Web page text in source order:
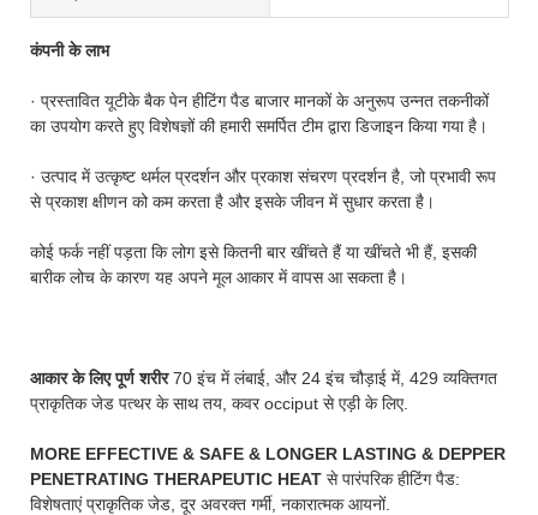
कंपनी के लाभ
· प्रस्तावित यूटीके बैक पेन हीटिंग पैड बाजार मानकों के अनुरूप उन्नत तकनीकों
का उपयोग करते हुए विशेषज्ञों की हमारी समर्पित टीम द्वारा डिजाइन किया गया है।
· उत्पाद में उत्कृष्ट थर्मल प्रदर्शन और प्रकाश संचरण प्रदर्शन है, जो प्रभावी रूप
से प्रकाश क्षीणन को कम करता है और इसके जीवन में सुधार करता है।
कोई फर्क नहीं पड़ता कि लोग इसे कितनी बार खींचते हैं या खींचते भी हैं, इसकी
बारीक लोच के कारण यह अपने मूल आकार में वापस आ सकता है।
आकार के लिए पूर्ण शरीर70 इंच में लंबाई, और 24 इंच चौड़ाई में, 429 व्यक्तिगत
प्राकृतिक जेड पत्थर के साथ तय, कवर occiput से एड़ी के लिए.
MORE EFFECTIVE & SAFE & LONGER LASTING & DEPPER
PENETRATING THERAPEUTIC HEAT से पारंपरिक हीटिंग पैड:
विशेषताएं प्राकृतिक जेड, दूर अवरक्त गर्मी, नकारात्मक आयनों.